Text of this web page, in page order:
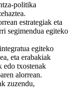
politika
estrategiak eta
segimendua egiteko
egiteko
eta erabakiak
edo txostenak
alorrean.
zuzendu,